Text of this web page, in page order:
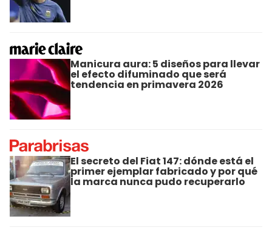
Manicura aura: 5 diseños para llevar
el efecto difuminado que será
tendencia en primavera 2026
El secreto del Fiat 147: dónde está el
primer ejemplar fabricado y por qué
la marca nunca pudo recuperarlo